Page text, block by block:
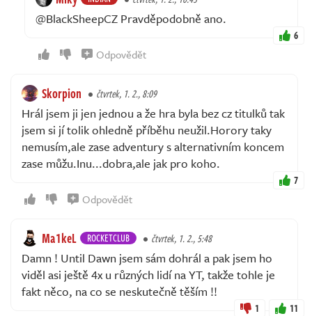
@BlackSheepCZ Pravděpodobně ano.
6
Odpovědět
Skorpion čtvrtek, 1. 2., 8:09
Hrál jsem ji jen jednou a že hra byla bez cz titulků tak
jsem si jí tolik ohledně příběhu neužil.Horory taky
nemusím,ale zase adventury s alternativním koncem
zase můžu.Inu...dobra,ale jak pro koho.
7
Odpovědět
Ma1keL ROCKETCLUB čtvrtek, 1. 2., 5:48
Damn ! Until Dawn jsem sám dohrál a pak jsem ho
viděl asi ještě 4x u různých lidí na YT, takže tohle je
fakt něco, na co se neskutečně těším !!
1 11